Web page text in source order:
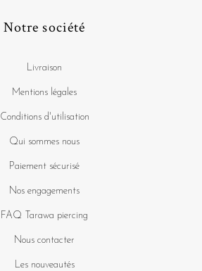
Notre société
Livraison
Mentions légales
Conditions d'utilisation
Qui sommes nous
Paiement sécurisé
Nos engagements
FAQ Tarawa piercing
Nous contacter
Les nouveautés